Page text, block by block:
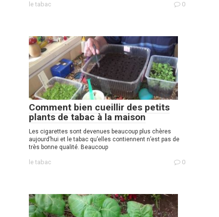
le tabac 0
Comment bien cueillir des petits
plants de tabac à la maison
Les cigarettes sont devenues beaucoup plus chères
aujourd’hui et le tabac qu’elles contiennent n’est pas de
très bonne qualité. Beaucoup
le tabac 0